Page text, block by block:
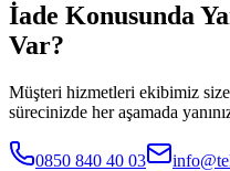
İade Konusunda
Var?
Müşteri hizmetleri ekibimiz
sürecinizde her aşamada
0850 840 40 03